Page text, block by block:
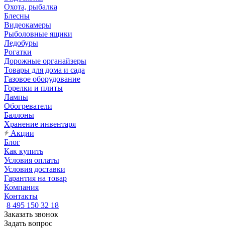
Охота, рыбалка
Блесны
Видеокамеры
Рыболовные ящики
Ледобуры
Рогатки
Дорожные органайзеры
Товары для дома и сада
Газовое оборудование
Горелки и плиты
Лампы
Обогреватели
Баллоны
Хранение инвентаря
Акции
Блог
Как купить
Условия оплаты
Условия доставки
Гарантия на товар
Компания
Контакты
8 495 150 32 18
Заказать звонок
Задать вопрос